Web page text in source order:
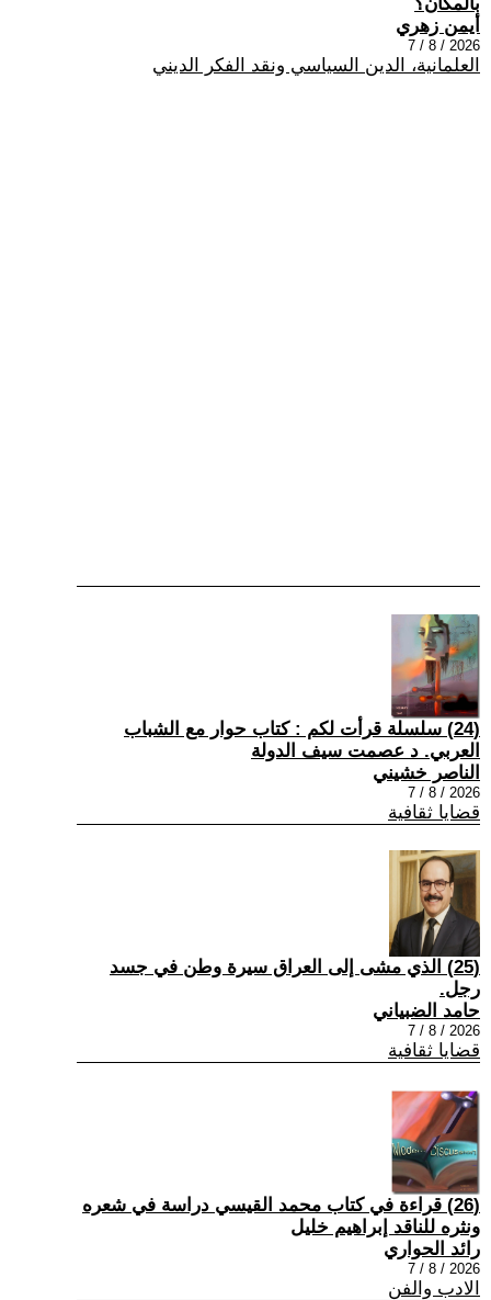
أيمن زهري
2026 / 8 / 7
العلمانية، الدين السياسي ونقد الفكر الديني
(24) سلسلة قرأت لكم : كتاب حوار مع الشباب
العربي. د عصمت سيف الدولة
الناصر خشيني
2026 / 8 / 7
قضايا ثقافية
(25) الذي مشى إلى العراق سيرة وطن في جسد
رجل.
حامد الضبياني
2026 / 8 / 7
قضايا ثقافية
(26) قراءة في كتاب محمد القيسي دراسة في شعره
ونثره للناقد إبراهيم خليل
رائد الحواري
2026 / 8 / 7
الادب والفن